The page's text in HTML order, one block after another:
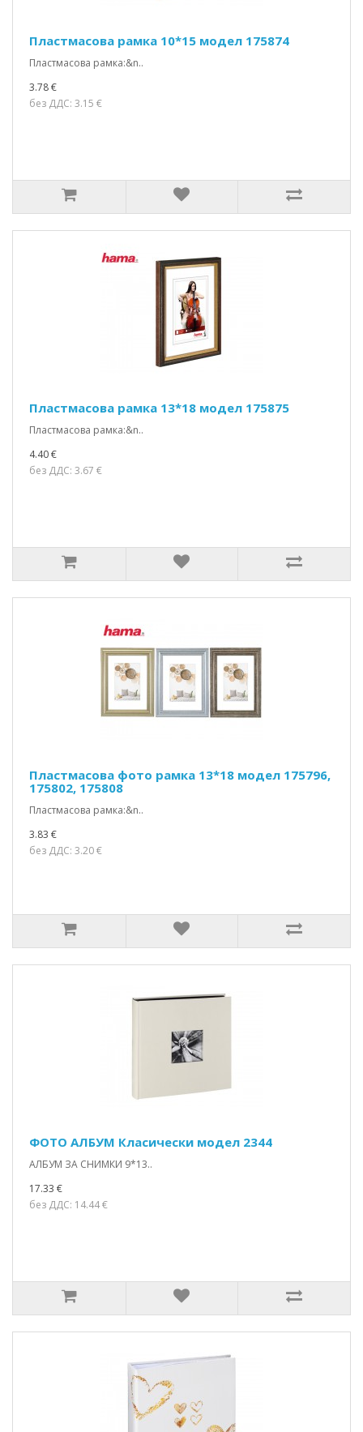
Пластмасова рамка 10*15 модел 175874
Пластмасова рамка:&n..
3.78 €
без ДДС: 3.15 €
Пластмасова рамка 13*18 модел 175875
Пластмасова рамка:&n..
4.40 €
без ДДС: 3.67 €
Пластмасова фото рамка 13*18 модел 175796,
175802, 175808
Пластмасова рамка:&n..
3.83 €
без ДДС: 3.20 €
ФОТО АЛБУМ Класически модел 2344
АЛБУМ ЗА СНИМКИ 9*13..
17.33 €
без ДДС: 14.44 €